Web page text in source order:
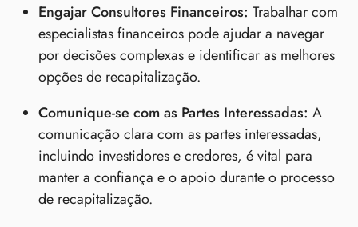
Engajar Consultores Financeiros: Trabalhar com
especialistas financeiros pode ajudar a navegar
por decisões complexas e identificar as melhores
opções de recapitalização.
Comunique-se com as Partes Interessadas: A
comunicação clara com as partes interessadas,
incluindo investidores e credores, é vital para
manter a confiança e o apoio durante o processo
de recapitalização.